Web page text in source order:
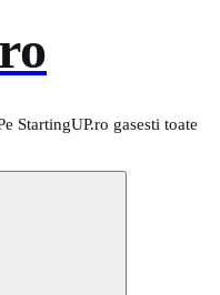
StartingUP.ro gasesti toate